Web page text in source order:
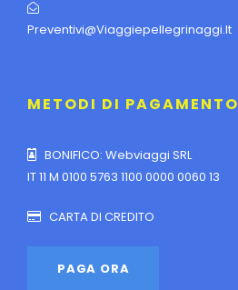
Preventivi@viaggiepellegrinaggi.it
METODI DI PAGAMENTO
BONIFICO: Webviaggi SRL
IT 11 M 0100 5763 1100 0000 0060 13
CARTA DI CREDITO